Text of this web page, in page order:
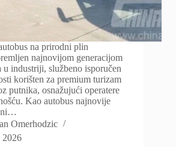
na prirodni plin
najnovijom generacijom
industriji, službeno isporučen
korišten za premium turizam
putnika, osnažujući operatere
Kao autobus najnovije
Omerhodzic
2026